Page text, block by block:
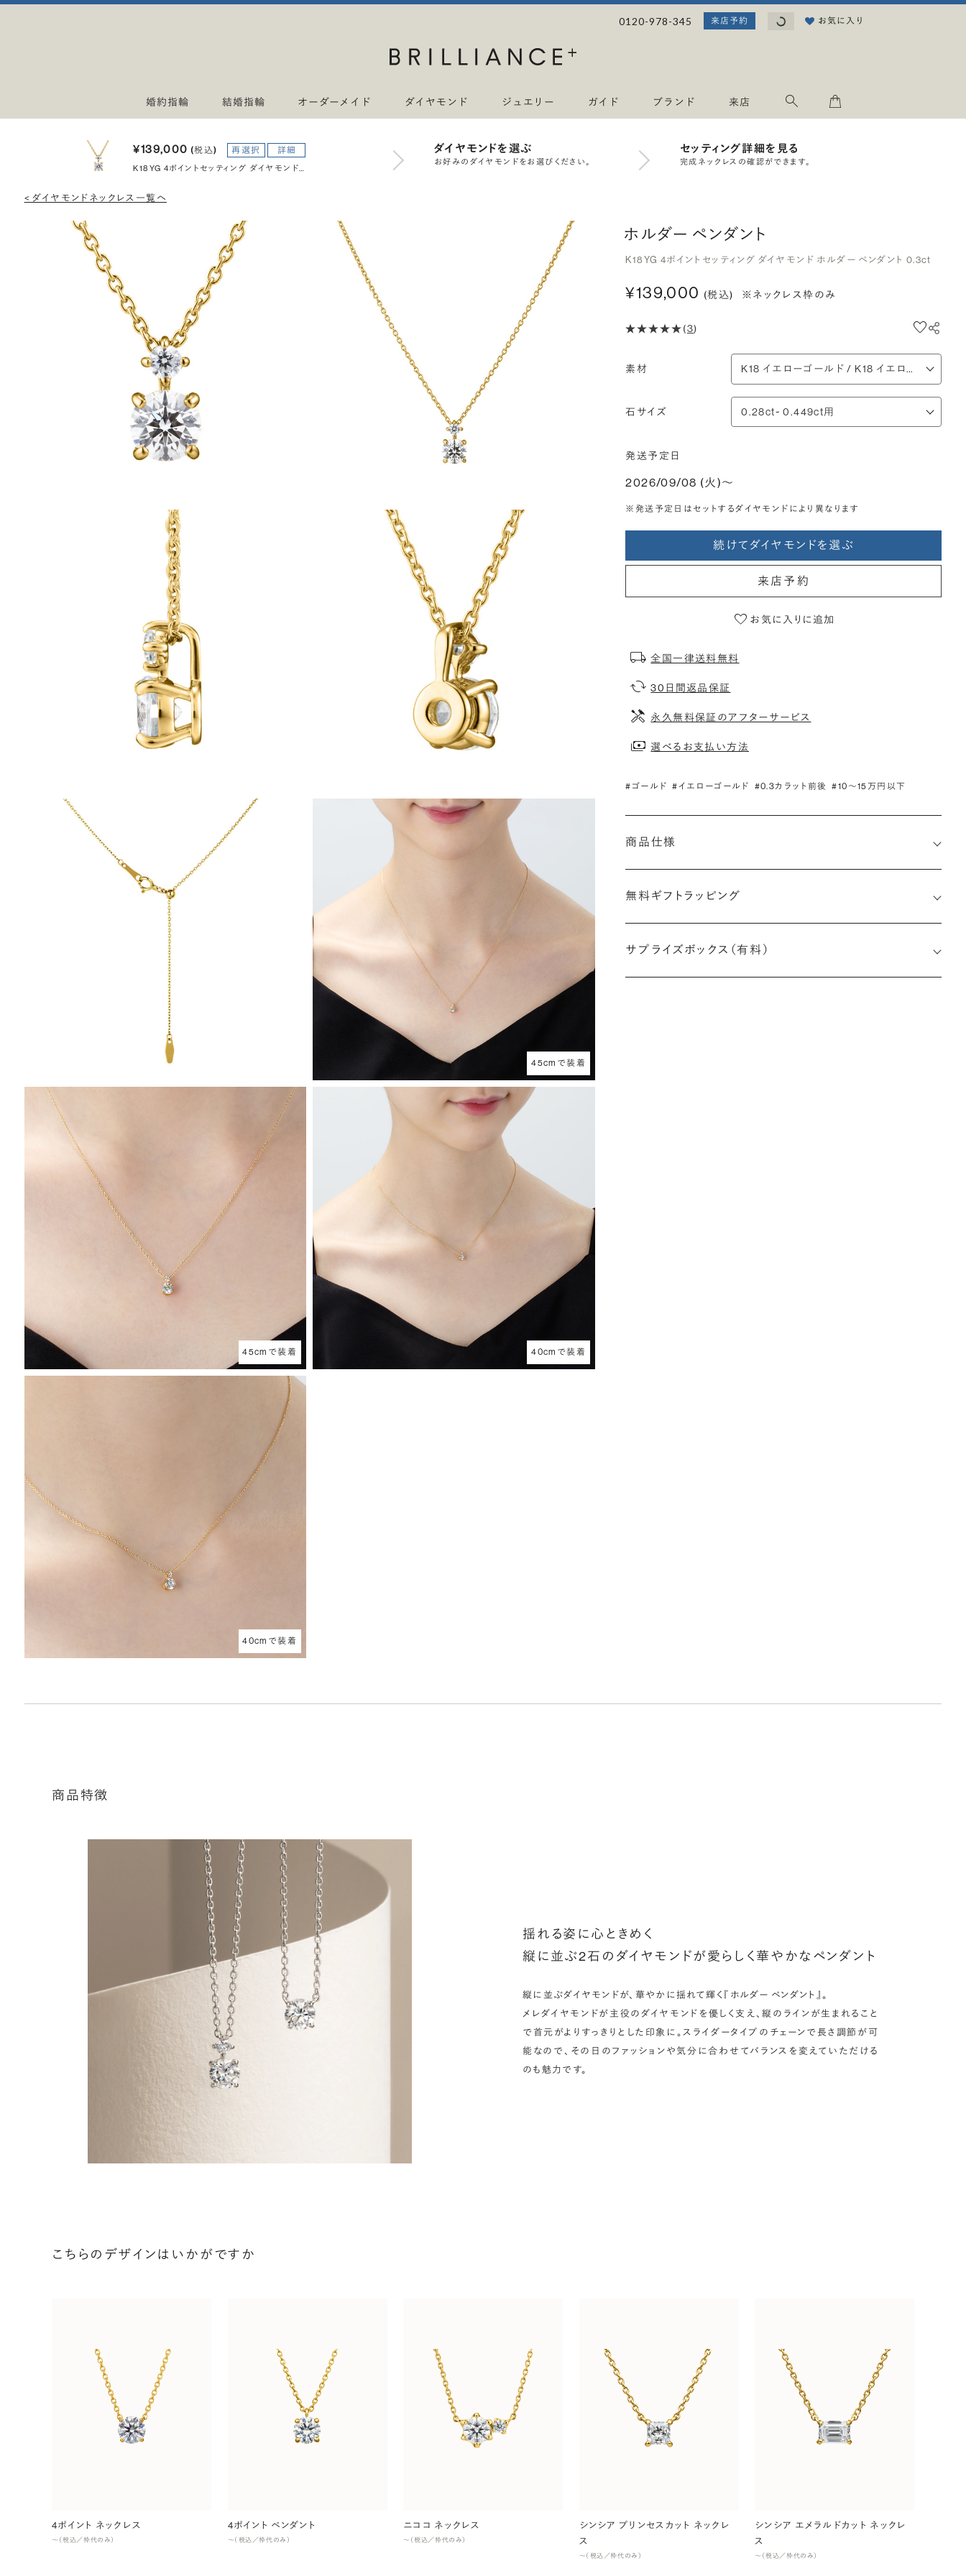
0120-978-345 来店予約 読み込み中...お気に入り
婚約指輪 結婚指輪 オーダーメイド ダイヤモンド ジュエリー ガイド ブランド 来店
¥139,000(税込) 再選択 詳細
K18YG 4ポイントセッティング ダイヤモンド ホルダー ペンダント 0.3ct
ダイヤモンドを選ぶ
お好みのダイヤモンドをお選びください。
セッティング詳細を見る
完成ネックレスの確認ができます。
< ダイヤモンドネックレス一覧へ
45cmで装着
45cmで装着 40cmで装着
40cmで装着
ホルダー ペンダント
K18YG 4ポイントセッティング ダイヤモンド ホルダー ペンダント 0.3ct
¥139,000 (税込) ※ネックレス枠のみ
(3)
素材
石サイズ
発送予定日
2026/09/08 (火)〜
※発送予定日はセットするダイヤモンドにより異なります
続けてダイヤモンドを選ぶ
来店予約
お気に入りに追加
全国一律送料無料
30日間返品保証
永久無料保証のアフターサービス
選べるお支払い方法
#ゴールド #イエローゴールド #0.3カラット前後 #10〜15万円以下
商品仕様
無料ギフトラッピング
サプライズボックス（有料）
商品特徴
揺れる姿に心ときめく
縦に並ぶ2石のダイヤモンドが愛らしく華やかなペンダント
縦に並ぶダイヤモンドが、華やかに揺れて輝く『ホルダー ペンダント』。
メレダイヤモンドが主役のダイヤモンドを優しく支え、縦のラインが生まれること
で首元がよりすっきりとした印象に。スライダータイプのチェーンで長さ調節が可
能なので、その日のファッションや気分に合わせてバランスを変えていただける
のも魅力です。
こちらのデザインはいかがですか
4ポイント ネックレス
〜（税込／枠代のみ）
4ポイント ペンダント
〜（税込／枠代のみ）
ニココ ネックレス
〜（税込／枠代のみ）
シンシア プリンセスカット ネックレ
ス
〜（税込／枠代のみ）
シンシア エメラルドカット ネックレ
ス
〜（税込／枠代のみ）